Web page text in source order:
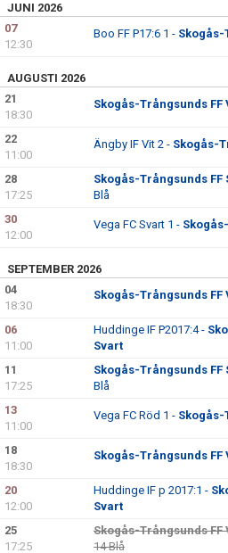
JUNI 2026
07
12:30
Boo FF P17:6 1 - Skogås-
AUGUSTI 2026
21
18:30
Skogås-Trångsunds FF
22
11:00
Ängby IF Vit 2 - Skogås-
28
17:25
Skogås-Trångsunds FF
Blå
30
12:00
Vega FC Svart 1 -
SEPTEMBER 2026
04
18:30
Skogås-Trångsunds FF
06
11:00
Huddinge IF P2017:4 -
Svart
11
17:25
Skogås-Trångsunds FF
Blå
13
11:00
Vega FC Röd 1 - Skogås-
18
18:30
Skogås-Trångsunds FF
20
12:00
Huddinge IF p 2017:1 -
Svart
25
17:25
Skogås-Trångsunds FF
14 Blå